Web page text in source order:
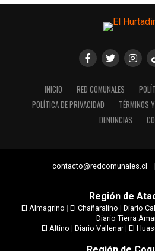
INICIO RED COMUNALES
POLÍTICA DE PRIVACIDAD
TÉRMINOS
DENUNCIAS
contacto@redcomunales.cl
Región de
El Almagrino | El Chañaralino | Diario
Diario Tierra
El Altino | Diario Vallenar| El